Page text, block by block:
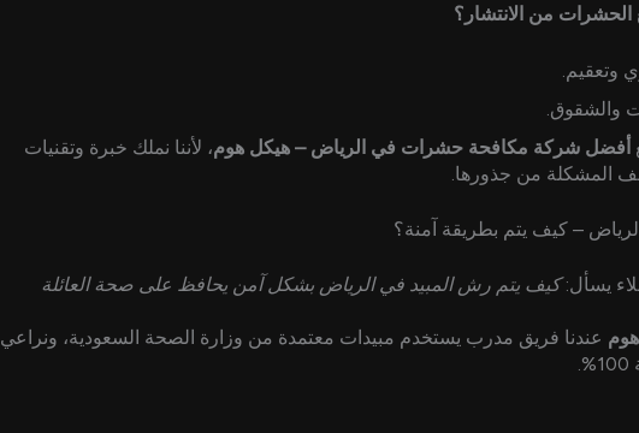
من الانتشار؟
وتعقيم.
والشقوق.
أفضل شركة مكافحة حشرات في الرياض – هيكل هوم، لأننا نملك خبرة وتقنيات
المشكلة من جذورها.
– كيف يتم بطريقة آمنة؟
يسأل:كيف يتم رش المبيد في الرياض بشكل آمن يحافظ على صحة العائلة
عندنا فريق مدرب يستخدم مبيدات معتمدة من وزارة الصحة السعودية، ونراعي